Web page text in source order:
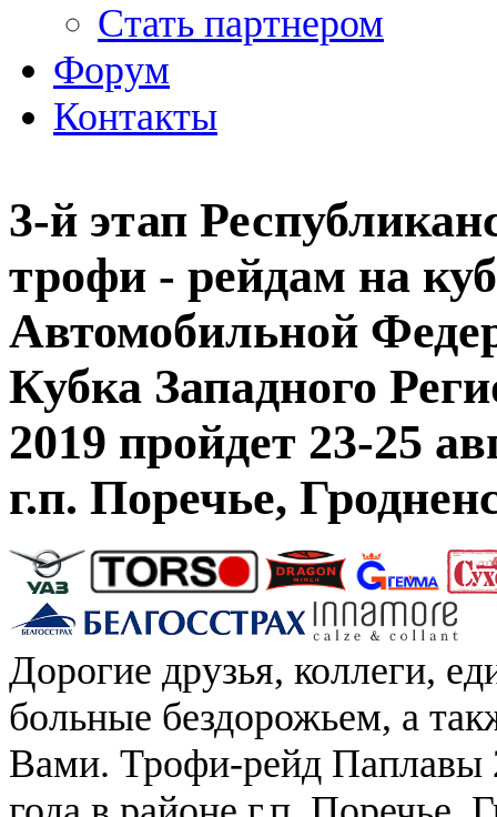
Стать партнером
Форум
Контакты
3-й этап
трофи - рейдам на
Автомобильной
Кубка Западного
2019 пройдет 23-25
г.п. Поречье,
Дорогие друзья, коллеги,
больные бездорожьем, а
Вами. Трофи-рейд Паплавы